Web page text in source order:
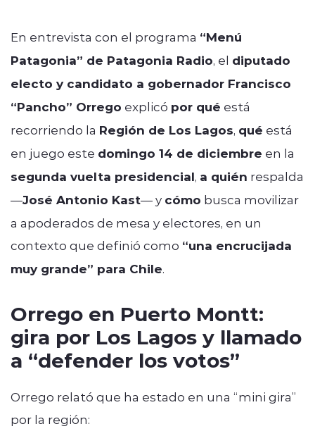
En entrevista con el programa “Menú
Patagonia” de Patagonia Radio, el diputado
electo y candidato a gobernador Francisco
“Pancho” Orrego explicó por qué está
recorriendo la Región de Los Lagos, qué está
en juego este domingo 14 de diciembre en la
segunda vuelta presidencial, a quién respalda
—José Antonio Kast— y cómo busca movilizar
a apoderados de mesa y electores, en un
contexto que definió como “una encrucijada
muy grande” para Chile.
Orrego en Puerto Montt:
gira por Los Lagos y llamado
a “defender los votos”
Orrego relató que ha estado en una “mini gira”
por la región: